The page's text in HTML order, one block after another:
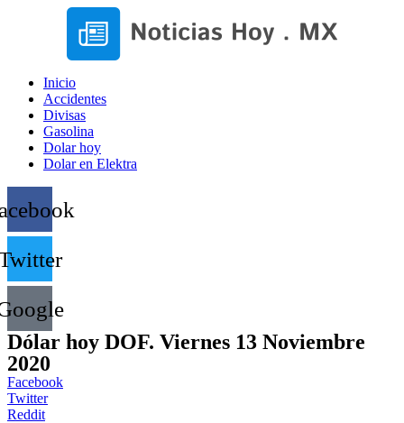
Inicio
Accidentes
Divisas
Gasolina
Dolar hoy
Dolar en Elektra
Dólar hoy DOF. Viernes 13 Noviembre
2020
Facebook
Twitter
Reddit